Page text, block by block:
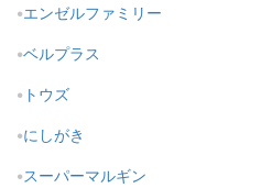
エンゼルファミリー
ベルプラス
トウズ
にしがき
スーパーマルギン